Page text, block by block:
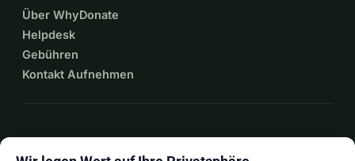
Über WhyDonate
Helpdesk
Gebühren
Kontakt Aufnehmen